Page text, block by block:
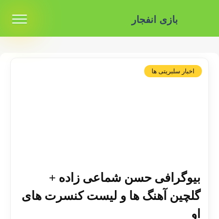
بازی انفجار
اخبار سلبریتی ها
بیوگرافی حسن شماعی زاده +
گلچین آهنگ ها و لیست کنسرت های
او